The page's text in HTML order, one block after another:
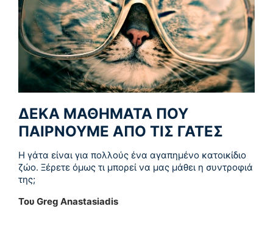
ΔΕΚΑ ΜΑΘΗΜΑΤΑ ΠΟΥ
ΠΑΙΡΝΟΥΜΕ ΑΠΟ ΤΙΣ ΓΑΤΕΣ
Η γάτα είναι για πολλούς ένα αγαπημένο κατοικίδιο
ζώο. Ξέρετε όμως τι μπορεί να μας μάθει η συντροφιά
της;
Του Greg Anastasiadis